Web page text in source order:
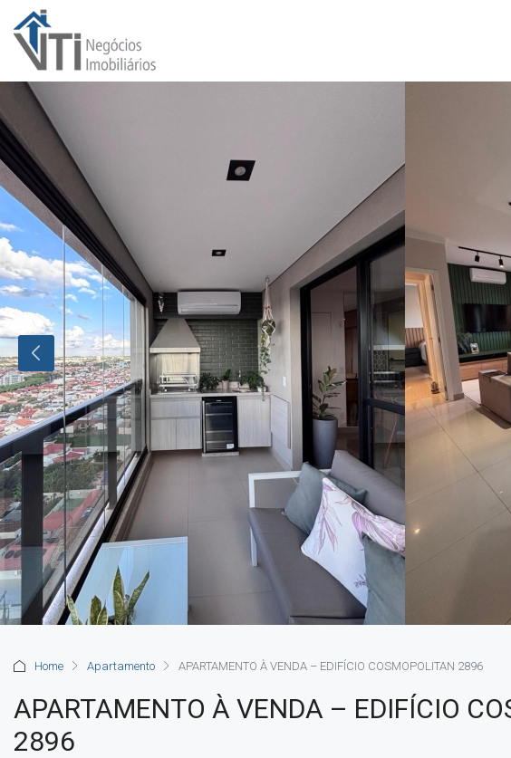
Home Apartamento APARTAMENTO À VENDA – EDIFÍCIO COSMOPOLITAN 2896
APARTAMENTO À VENDA – EDIFÍCIO
2896